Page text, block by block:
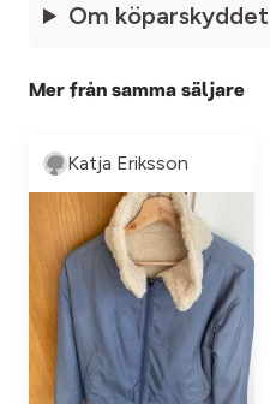
Om köparskyddet
Mer från samma säljare
Katja Eriksson